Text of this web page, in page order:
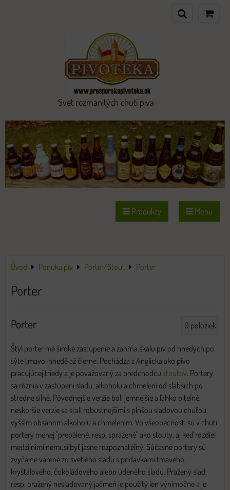
Svet rozmanitých chutí piva
Produkty Menu
Úvod Ponuka pív Porter/Stout Porter
Porter
Porter 0 položiek
Štýl porter má široké zastúpenie a zahŕňa škálu pív od hnedých po
sýte tmavo-hnedé až čierne. Pochádza z Anglicka ako pivo
pracujúcej triedy a je považovaný za predchodcu stoutov . Portery
sa rôznia v zastúpení sladu, alkoholu a chmelení od slabších po
stredne silné. Pôvodnejšie verzie boli jemnejšie a ľahko pitelné,
neskoršie verzie sa stali robustnejšími s plnšou sladovou chuťou,
vyšším obsahom alkoholu a chmelením. Vo všeobecnosti sú v chuti
portery menej "prepálené, resp. spražené" ako stouty, aj keď rozdiel
medzi nimi nemusí byť jasne rozpoznateľný. Súčasné portery sú
zvyčajne varené zo svetlého sladu s prídavkami tmavého,
kryštálového, čokoládového alebo údeného sladu. Pražený slad,
resp. pražený nesladovaný jačmeň je použitý len výnimočne a je